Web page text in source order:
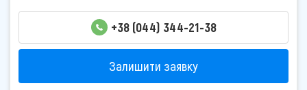
+38 (044) 344-21-38
Залишити заявку